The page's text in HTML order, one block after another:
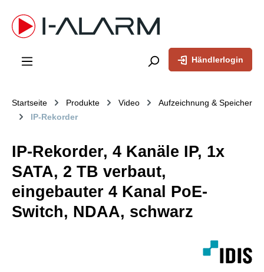
springen
Händlerlogin
Startseite Produkte Video
Aufzeichnung & Speicher
IP-Rekorder
IP-Rekorder, 4 Kanäle IP, 1x
SATA, 2 TB verbaut,
eingebauter 4 Kanal PoE-
Switch, NDAA, schwarz